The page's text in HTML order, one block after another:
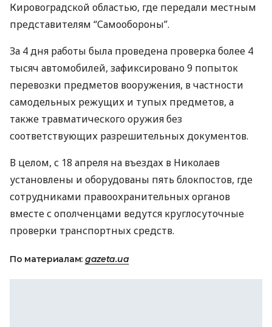
Кировоградской областью, где передали местным
представителям “Самообороны”.
За 4 дня работы была проведена проверка более 4
тысяч автомобилей, зафиксировано 9 попыток
перевозки предметов вооружения, в частности
самодельных режущих и тупых предметов, а
также травматического оружия без
соответствующих разрешительных документов.
В целом, с 18 апреля на въездах в Николаев
установлены и оборудованы пять блокпостов, где
сотрудниками правоохранительных органов
вместе с ополченцами ведутся круглосуточные
проверки транспортных средств.
По материалам: gazeta.ua